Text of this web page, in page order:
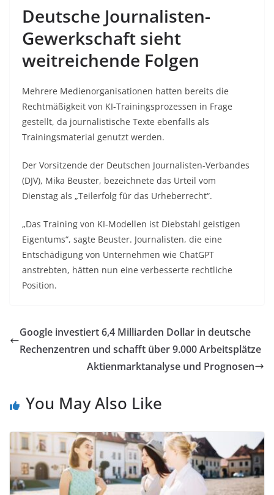
Deutsche Journalisten-
Gewerkschaft sieht
weitreichende Folgen
Mehrere Medienorganisationen hatten bereits die
Rechtmäßigkeit von KI-Trainingsprozessen in Frage
gestellt, da journalistische Texte ebenfalls als
Trainingsmaterial genutzt werden.
Der Vorsitzende der Deutschen Journalisten-Verbandes
(DJV), Mika Beuster, bezeichnete das Urteil vom
Dienstag als „Teilerfolg für das Urheberrecht“.
„Das Training von KI-Modellen ist Diebstahl geistigen
Eigentums“, sagte Beuster. Journalisten, die eine
Entschädigung von Unternehmen wie ChatGPT
anstrebten, hätten nun eine verbesserte rechtliche
Position.
Google investiert 6,4 Milliarden Dollar in deutsche
Rechenzentren und schafft über 9.000 Arbeitsplätze
Aktienmarktanalyse und Prognosen
You May Also Like